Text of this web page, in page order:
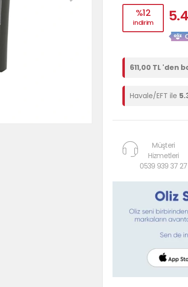
%12
indirim
611,00 TL 'den
Havale/EFT ile
Müşteri
Hizmetleri
0539 939 37 27